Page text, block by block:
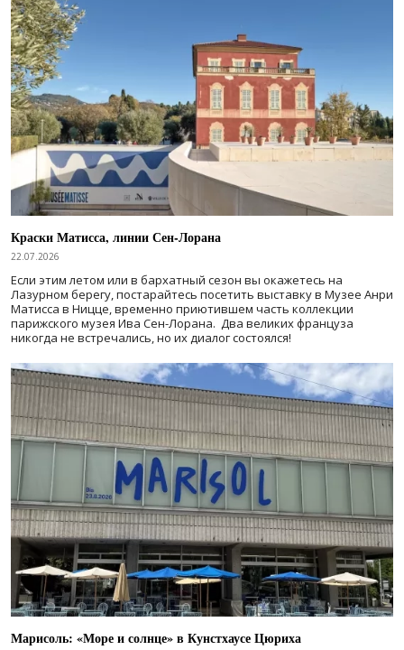
Краски Матисса, линии Сен-Лорана
22.07.2026
Если этим летом или в бархатный сезон вы окажетесь на
Лазурном берегу, постарайтесь посетить выставку в Музее Анри
Матисса в Ницце, временно приютившем часть коллекции
парижского музея Ива Сен-Лорана. Два великих француза
никогда не встречались, но их диалог состоялся!
Марисоль: «Море и солнце» в Кунстхаусе Цюриха